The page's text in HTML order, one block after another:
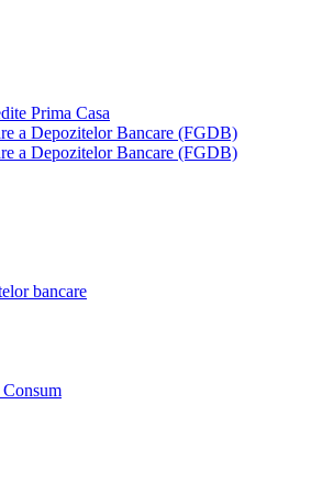
Prima Casa
a Depozitelor Bancare (FGDB)
a Depozitelor Bancare (FGDB)
bancare